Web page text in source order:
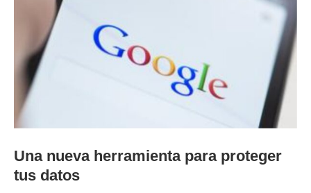
Una nueva herramienta para proteger
tus datos